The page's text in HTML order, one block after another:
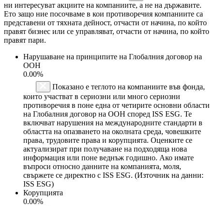
ни интересуват акциите на компаниите, а не на държавите.
Ето защо ние посочваме в кои противоречия компаниите са
представени от тяхната дейност, отчасти от начина, по който
правят бизнес или се управляват, отчасти от начина, по който
правят пари.
Нарушаване на принципите на Глобалния договор на
ООН
0.00%
Показано е теглото на компаниите във фонда,
които участват в сериозни или много сериозни
противоречия в поне една от четирите основни области
на Глобалния договор на ООН според ISS ESG. Те
включват нарушения на международните стандарти в
областта на опазването на околната среда, човешките
права, трудовите права и корупцията. Оценките се
актуализират при получаване на подходяща нова
информация или поне веднъж годишно. Ако имате
въпроси относно данните на компанията, моля,
свържете се директно с ISS ESG. (Източник на данни:
ISS ESG)
Корупцията
0.00%